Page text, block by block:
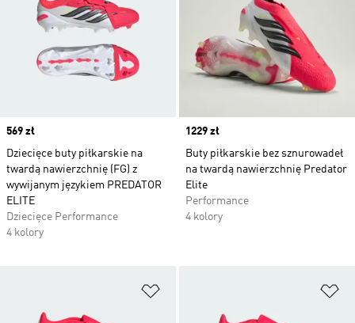
Price
569 zł
Dziecięce buty piłkarskie na
twardą nawierzchnię (FG) z
wywijanym językiem PREDATOR
ELITE
Dziecięce Performance
4 kolory
Price
1229 zł
Buty piłkarskie bez sznurowadeł
na twardą nawierzchnię Predator
Elite
Performance
4 kolory